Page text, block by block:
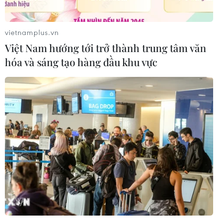
04/08/2026 06:14
Trưng bày tư liệu “Chủ tịch Hồ Chí
Minh - Tổng tư lệnh Fidel Castro:
Nghĩa tình son sắt đặc biệt"
04/08/2026 06:06
Mỹ bắt đầu áp dụng chính sách ký
quỹ thị thực mới, ảnh hưởng tới hàng
chục nước
04/08/2026 01:25
25 bang của Mỹ kiện chính quyền
liên bang về chính sách thuế quan
vietnamplus.vn
Việt Nam hướng tới trở thành trung tâm văn
hóa và sáng tạo hàng đầu khu vực